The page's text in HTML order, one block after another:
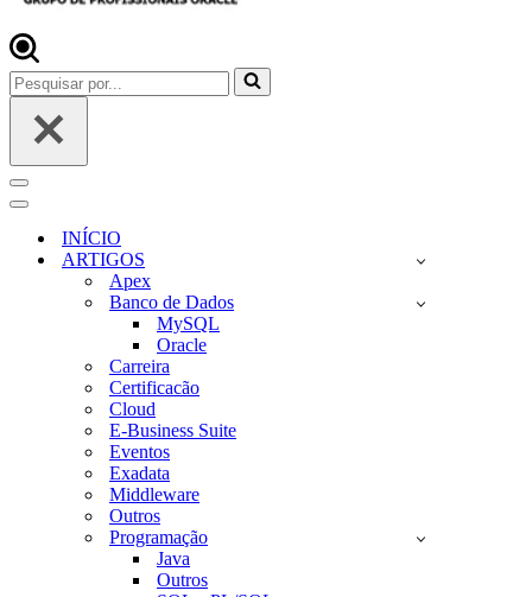
Pesquisar
por...
Menu
de
navegação
Menu
navegaçãoINÍCIO
ARTIGOS
Apex
Banco de Dados
MySQL
Oracle
Carreira
Certificacão
Cloud
E-Business Suite
Eventos
Exadata
Middleware
Outros
Programação
Java
Outros